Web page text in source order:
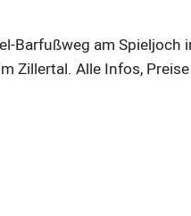
Barfußweg am Spieljoch
Zillertal. Alle Infos,